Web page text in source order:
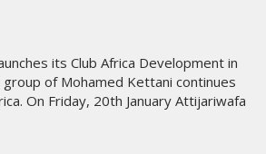
its Club Africa Development in
group of Mohamed Kettani continues
On Friday, 20th January Attijariwafa